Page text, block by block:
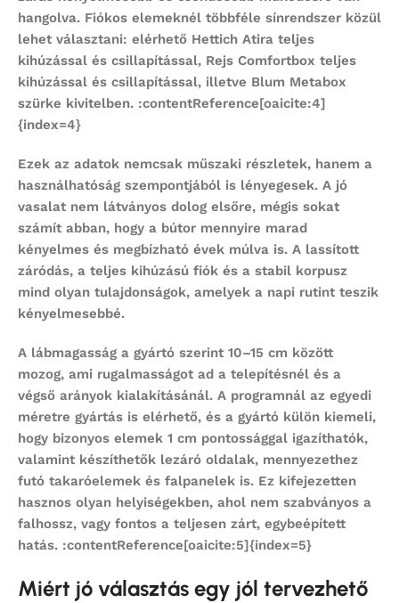
hangolva. Fiókos elemeknél többféle sínrendszer közül
lehet választani: elérhető Hettich Atira teljes
kihúzással és csillapítással, Rejs Comfortbox teljes
kihúzással és csillapítással, illetve Blum Metabox
szürke kivitelben. :contentReference[oaicite:4]
{index=4}
Ezek az adatok nemcsak műszaki részletek, hanem a
használhatóság szempontjából is lényegesek. A jó
vasalat nem látványos dolog elsőre, mégis sokat
számít abban, hogy a bútor mennyire marad
kényelmes és megbízható évek múlva is. A lassított
záródás, a teljes kihúzású fiók és a stabil korpusz
mind olyan tulajdonságok, amelyek a napi rutint teszik
kényelmesebbé.
A lábmagasság a gyártó szerint 10–15 cm között
mozog, ami rugalmasságot ad a telepítésnél és a
végső arányok kialakításánál. A programnál az egyedi
méretre gyártás is elérhető, és a gyártó külön kiemeli,
hogy bizonyos elemek 1 cm pontossággal igazíthatók,
valamint készíthetők lezáró oldalak, mennyezethez
futó takaróelemek és falpanelek is. Ez kifejezetten
hasznos olyan helyiségekben, ahol nem szabványos a
falhossz, vagy fontos a teljesen zárt, egybeépített
hatás. :contentReference[oaicite:5]{index=5}
Miért jó választás egy jól tervezhető